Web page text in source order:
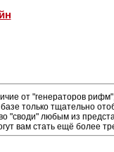
от "генераторов
только тщательно
"своди" любым из
вам стать ещё более